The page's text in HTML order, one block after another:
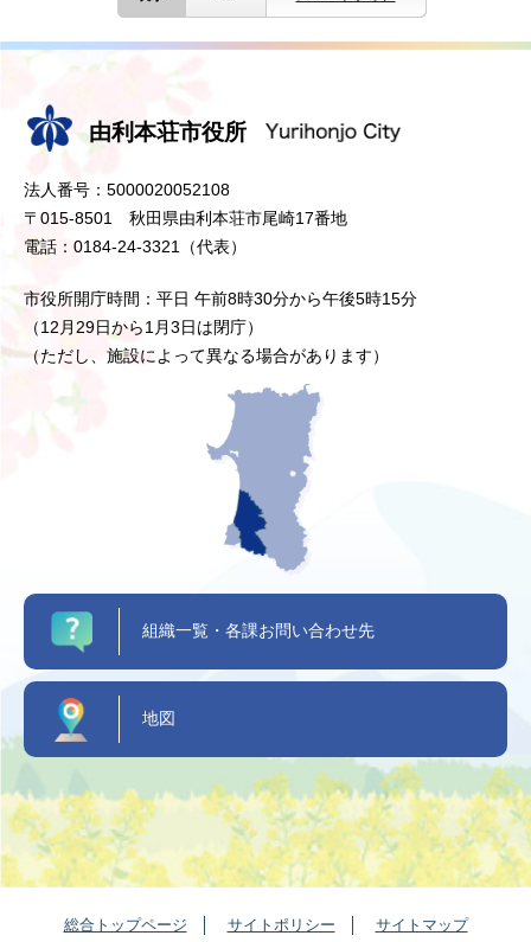
由利本荘市役所
法人番号：5000020052108
〒015-8501 秋田県由利本荘市尾崎17番地
電話：0184-24-3321（代表）
市役所開庁時間：平日 午前8時30分から午後5時15分
（12月29日から1月3日は閉庁）
（ただし、施設によって異なる場合があります）
組織一覧・各課お問い合わせ先
地図
総合トップページ サイトポリシー サイトマップ